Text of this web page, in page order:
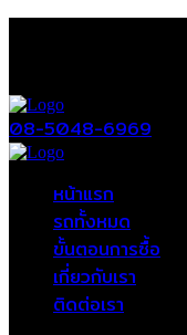
08-5048-6969
หน้าแรก
รถทั้งหมด
ขั้นตอนการซื้อ
เกี่ยวกับเรา
ติดต่อเรา